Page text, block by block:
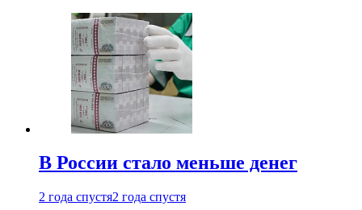
В России стало меньше денег
2 года спустя2 года спустя